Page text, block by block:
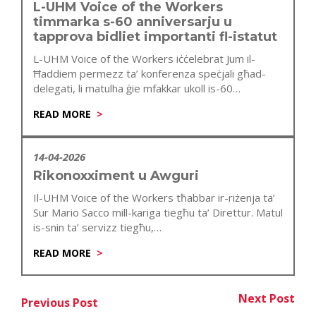
L-UHM Voice of the Workers
timmarka s-60 anniversarju u
tapprova bidliet importanti fl-istatut
L-UHM Voice of the Workers iċċelebrat Jum il-
Ħaddiem permezz ta’ konferenza speċjali għad-
delegati, li matulha ġie mfakkar ukoll is-60
READ MORE
14-04-2026
Rikonoxximent u Awguri
Il-UHM Voice of the Workers tħabbar ir-riżenja ta’
Sur Mario Sacco mill-kariga tiegħu ta’ Direttur. Matul
is-snin ta’ servizz tiegħu,…
READ MORE
Post
Previous Post
Previous Post Next Post